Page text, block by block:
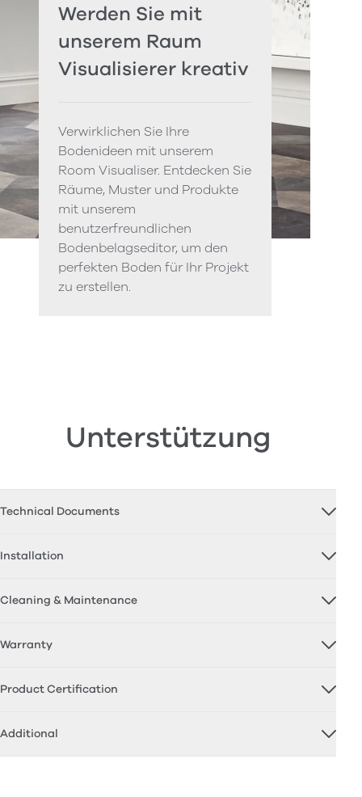
Werden Sie mit
unserem Raum
Visualisierer kreativ
Verwirklichen Sie Ihre
Bodenideen mit unserem
Room Visualiser. Entdecken Sie
Räume, Muster und Produkte
mit unserem
benutzerfreundlichen
Bodenbelagseditor, um den
perfekten Boden für Ihr Projekt
zu erstellen.
Unterstützung
Technical Documents
Installation
Cleaning & Maintenance
Warranty
Product Certification
Additional